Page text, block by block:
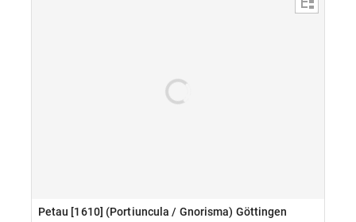
Petau [1610] (Portiuncula / Gnorisma) Göttingen